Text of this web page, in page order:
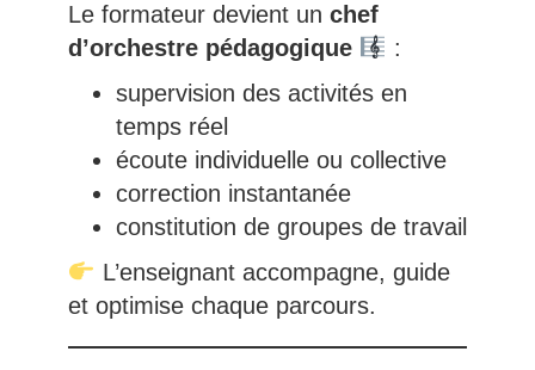
Le formateur devient un chef
d’orchestre pédagogique
:
supervision des activités en
temps réel
écoute individuelle ou collective
correction instantanée
constitution de groupes de travail
L’enseignant accompagne, guide
et optimise chaque parcours.